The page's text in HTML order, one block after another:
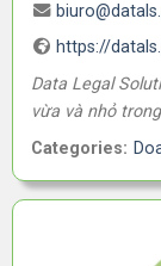
https://
Data Legal
vừa và nhỏ
Categories: